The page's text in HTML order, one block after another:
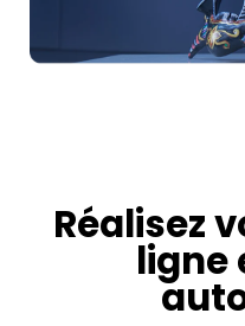
Réalisez
ligne